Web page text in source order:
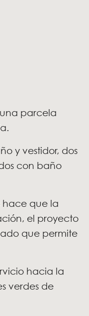
parcela
y vestidor, dos
con baño
hace que la
el proyecto
que permite
hacia la
verdes de